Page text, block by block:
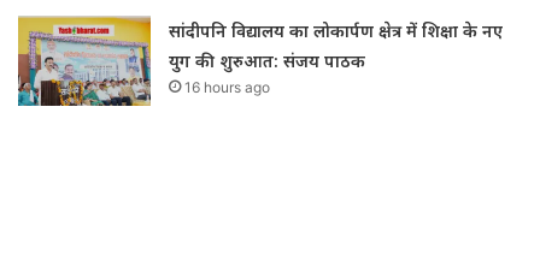
सांदीपनि विद्यालय का लोकार्पण क्षेत्र में शिक्षा के नए
युग की शुरुआत: संजय पाठक
16 hours ago